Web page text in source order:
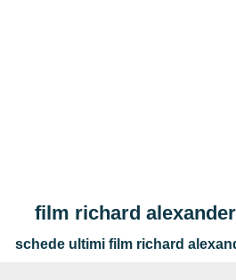
film richard alexander
schede ultimi film richard